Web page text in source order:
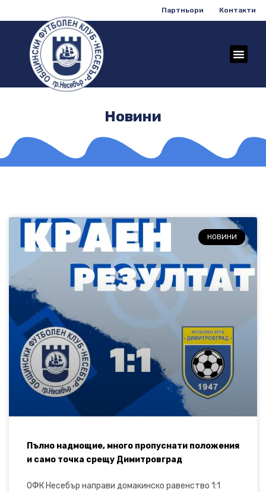
Партньори Контакти
Новини
НОВИНИ
Пълно надмощие, много пропуснати положения
и само точка срещу Димитровград
ОФК Несебър направи домакинско равенство 1:1